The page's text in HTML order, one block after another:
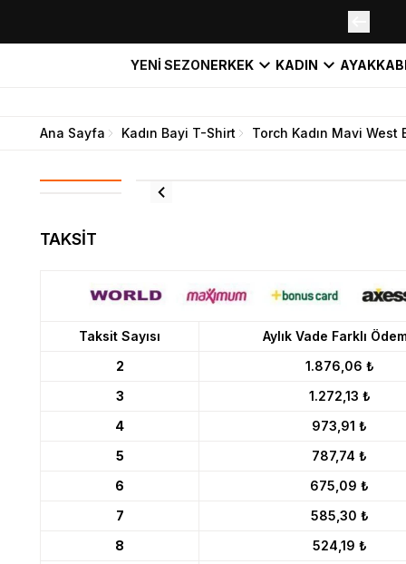
YENİ SEZONERKEK KADIN AYAKKABI
Ana Sayfa Kadın Bayi T-Shirt Torch Kadın Mavi West
TAKSİT
Taksit Sayısı Aylık Vade Farklı
2
1.876,06 ₺
3
1.272,13 ₺
4
973,91 ₺
5
787,74 ₺
6
675,09 ₺
7
585,30 ₺
8
524,19 ₺